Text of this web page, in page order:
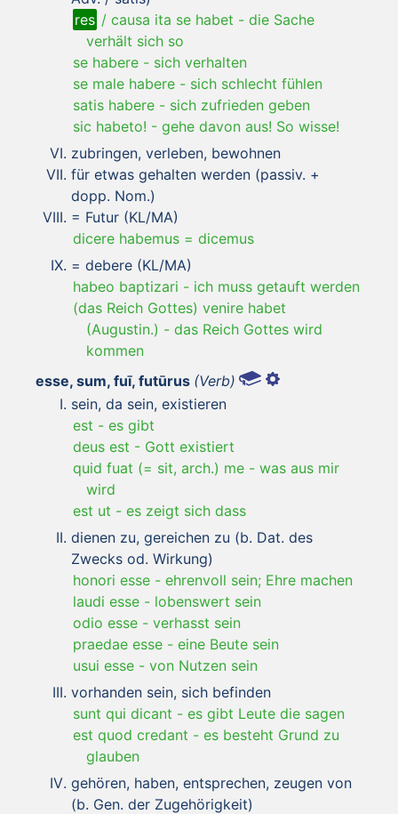
res / causa ita se habet - die Sache
verhält sich so
se habere - sich verhalten
se male habere - sich schlecht fühlen
satis habere - sich zufrieden geben
sic habeto! - gehe davon aus! So wisse!
zubringen, verleben, bewohnen
für etwas gehalten werden (passiv. +
dopp. Nom.)
= Futur (KL/MA)
dicere habemus = dicemus
= debere (KL/MA)
habeo baptizari - ich muss getauft werden
(das Reich Gottes) venire habet
(Augustin.) - das Reich Gottes wird
kommen
esse, sum, fuī, futūrus (Verb)
sein, da sein, existieren
est - es gibt
deus est - Gott existiert
quid fuat (= sit, arch.) me - was aus mir
wird
est ut - es zeigt sich dass
dienen zu, gereichen zu (b. Dat. des
Zwecks od. Wirkung)
honori esse - ehrenvoll sein; Ehre machen
laudi esse - lobenswert sein
odio esse - verhasst sein
praedae esse - eine Beute sein
usui esse - von Nutzen sein
vorhanden sein, sich befinden
sunt qui dicant - es gibt Leute die sagen
est quod credant - es besteht Grund zu
glauben
gehören, haben, entsprechen, zeugen von
(b. Gen. der Zugehörigkeit)